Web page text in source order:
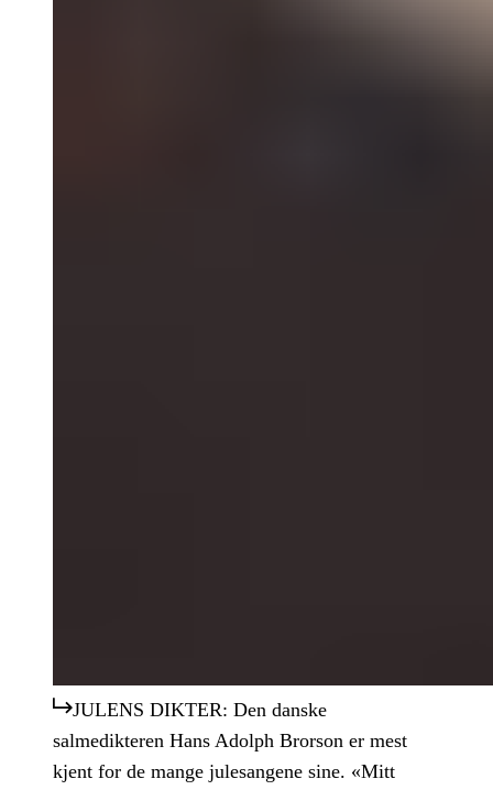
JULENS DIKTER: Den danske
salmedikteren Hans Adolph Brorson er mest
kjent for de mange julesangene sine. «Mitt